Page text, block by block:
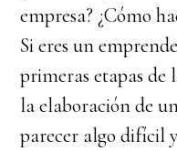
empresa? ¿Cómo
Si eres un
primeras etapas de
la elaboración de
parecer algo difícil